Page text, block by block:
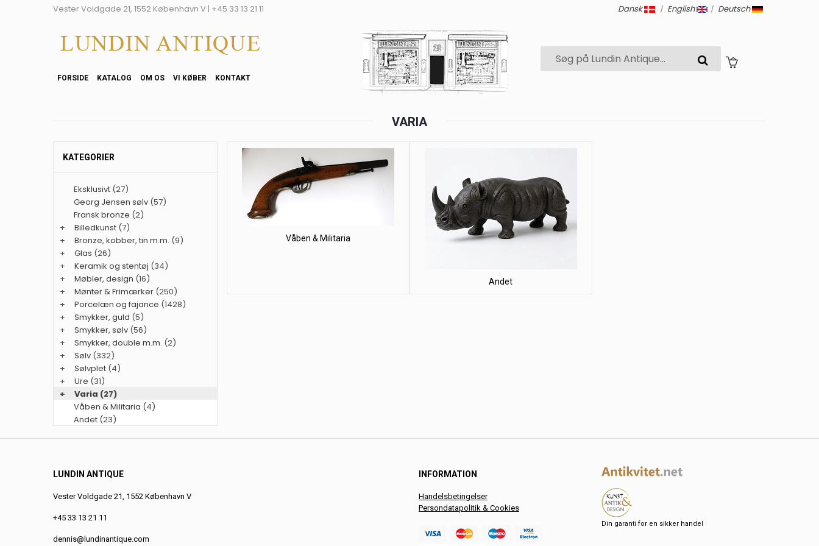
Vester Voldgade 21, 1552 København V | +45 33 13 21 11 Dansk | English | Deutsch
FORSIDE KATALOG OM OS VI KØBER KONTAKT
VARIA
Våben & Militaria
Andet
KATEGORIER
Eksklusivt (27)
Georg Jensen sølv (57)
Fransk bronze (2)
+
Billedkunst (7)
+
Bronze, kobber, tin m.m. (9)
+
Glas (26)
+
Keramik og stentøj (34)
+
Møbler, design (16)
+
Mønter & Frimærker (250)
+
Porcelæn og fajance (1428)
+
Smykker, guld (5)
+
Smykker, sølv (56)
+
Smykker, double m.m. (2)
+
Sølv (332)
+
Sølvplet (4)
+
Ure (31)
+
Varia (27)
Våben & Militaria (4)
Andet (23)
LUNDIN ANTIQUE
Vester Voldgade 21, 1552 København V
+45 33 13 21 11
dennis@lundinantique.com
INFORMATION
Handelsbetingelser
Persondatapolitik & Cookies
Din garanti for en sikker handel